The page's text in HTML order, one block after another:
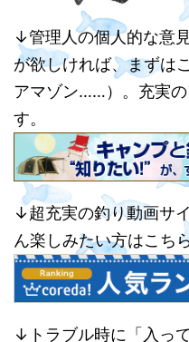
↓管理人の個人的な意
が欲しければ、まずは
アマゾン……）。充実
す。
↓超充実の釣り動画サ
ん楽しみたい方はこち
↓トラブル時に「入っ